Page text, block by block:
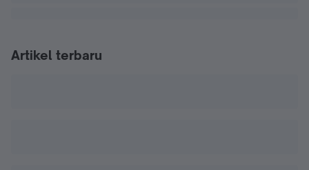
Artikel terbaru